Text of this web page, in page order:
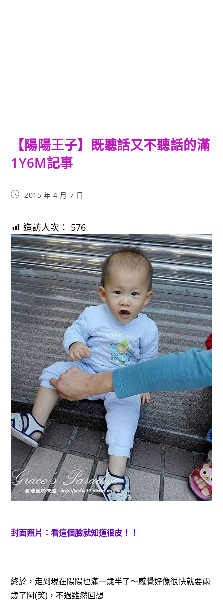
【陽陽王子】既聽話又不聽話的滿
1Y6M記事
Post2015 年 4 月 7 日
造訪人次： 576
封面照片：看這個臉就知道很皮！！
終於，走到現在陽陽也滿一歲半了～感覺好像很快就要兩
歲了阿(笑)，不過雖然回想